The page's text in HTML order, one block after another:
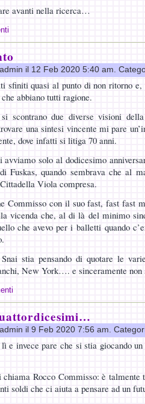
avanti nella ricerca…
admin il 12 Feb 2020 5:40 am.
sfiniti quasi al punto di non ritorno
abbiano tutti ragione.
scontrano due diverse visioni
una sintesi vincente mi pare
dove infatti si litiga 70 anni.
avviamo solo al dodicesimo
Fuskas, quando sembrava che al
Viola compresa.
Commisso con il suo fast, fast fast
vicenda che, al di là del minimo
che avevo per i balletti quando
stia pensando di quotare le
New York…. e sinceramente
il 9 Feb 2020 7:56 am.
e invece pare che si stia giocando
chiama Rocco Commisso: è
soldi che ci aiuta a pensare ad un